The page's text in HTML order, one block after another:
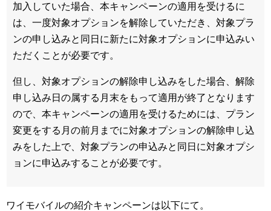
加入していた場合、本キャンペーンの適用を受けるに
は、一度対象オプションを解除していただき、対象プラ
ンの申し込みと同日に新たに対象オプションに申込みい
ただくことが必要です。
但し、対象オプションの解除申し込みをした場合、解除
申し込み日の属する月末をもって適用が終了となります
ので、本キャンペーンの適用を受けるためには、プラン
変更をする月の前月までに対象オプションの解除申し込
みをした上で、対象プランの申込みと同日に対象オプシ
ョンに申込みすることが必要です。
ワイモバイルの紹介キャンペーンは以下にて。